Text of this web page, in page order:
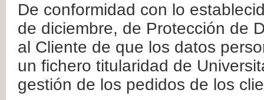
De conformidad con lo
de diciembre, de Protección de
al Cliente de que los datos
un fichero titularidad de
gestión de los pedidos de los